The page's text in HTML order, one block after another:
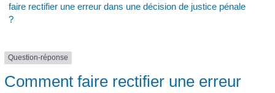
faire rectifier une erreur dans une décision de justice pénale
?
Question-réponse
Comment faire rectifier une erreur